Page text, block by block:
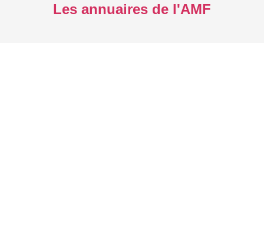
Les annuaires de l'AMF